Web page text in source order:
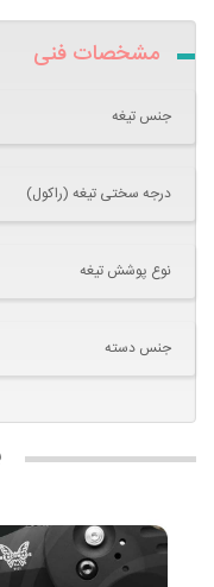
مشخصات فنی
جنس تیغه
درجه سختی تیغه (راکول)
نوع پوشش تیغه
جنس دسته